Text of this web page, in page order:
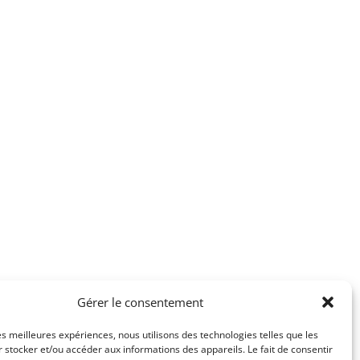
Gérer le consentement
meilleures expériences, nous utilisons des technologies telles que les
stocker et/ou accéder aux informations des appareils. Le fait de consentir